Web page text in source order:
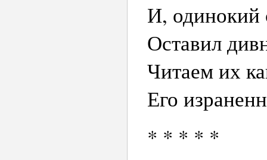
И, одинокий
Оставил
Читаем их
Его
* * * * *